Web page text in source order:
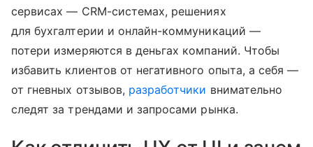
сервисах — CRM-системах, решениях
для бухгалтерии и онлайн-коммуникаций —
потери измеряются в деньгах компаний. Чтобы
избавить клиентов от негативного опыта, а себя —
от гневных отзывов, разработчики внимательно
следят за трендами и запросами рынка.